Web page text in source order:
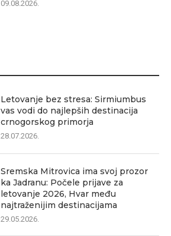
09.08.2026.
Letovanje bez stresa: Sirmiumbus
vas vodi do najlepših destinacija
crnogorskog primorja
28.07.2026.
Sremska Mitrovica ima svoj prozor
ka Jadranu: Počele prijave za
letovanje 2026, Hvar među
najtraženijim destinacijama
29.05.2026.